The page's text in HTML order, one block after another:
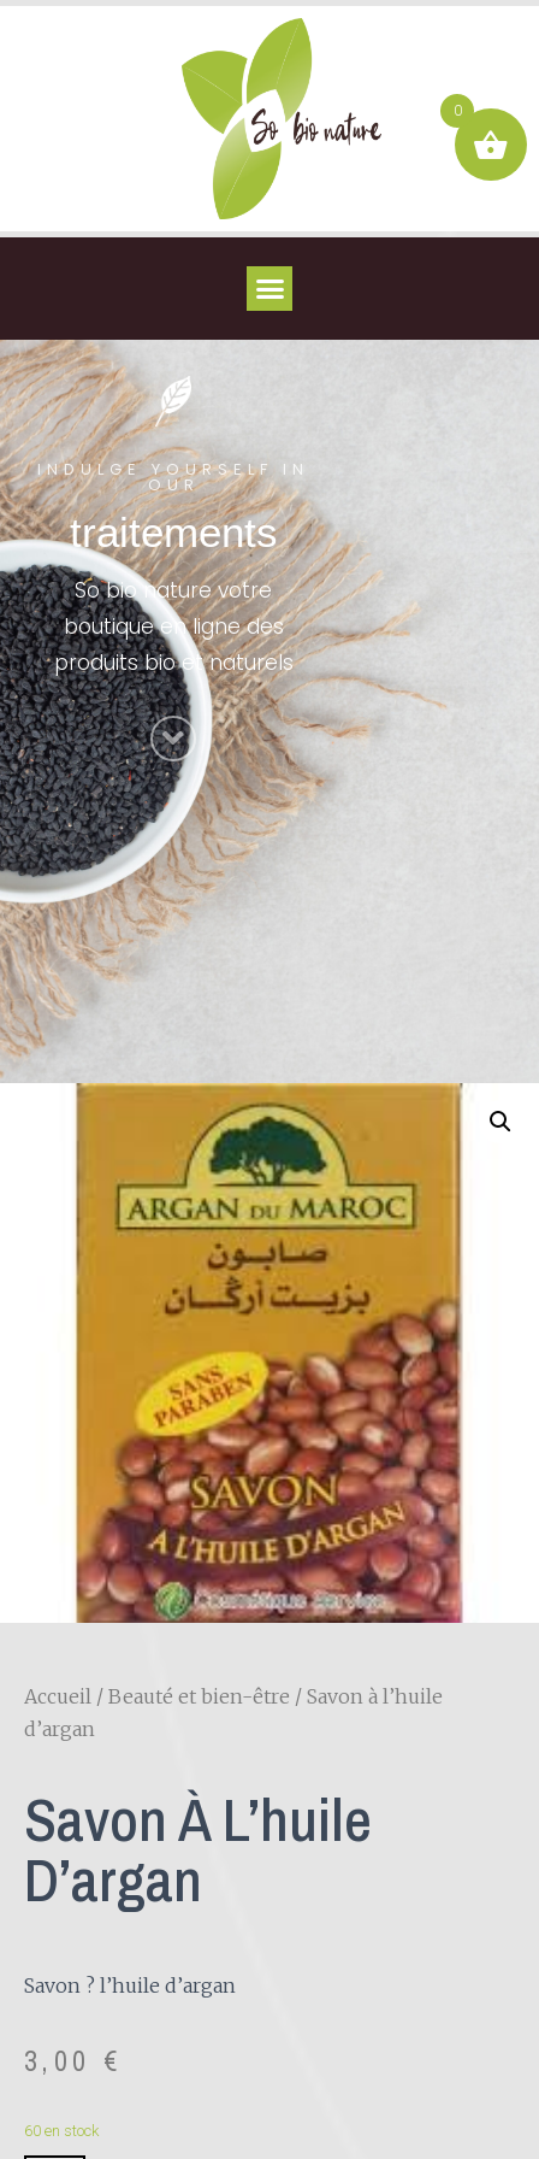
INDULGE YOURSELF IN
OUR
traitements
So bio nature votre
boutique en ligne des
produits bio et naturels
Accueil / Beauté et bien-être / Savon à l’huile
d’argan
Savon À L’huile
D’argan
Savon ? l’huile d’argan
3,00 €
60 en stock
0